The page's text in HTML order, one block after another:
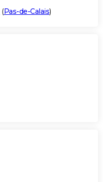
(Pas-de-Calais)